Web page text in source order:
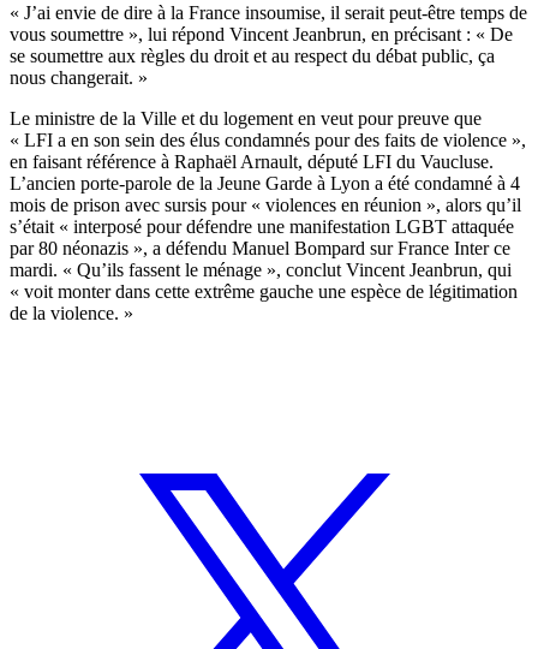
« J’ai envie de dire à la France insoumise, il serait peut-être temps de
vous soumettre », lui répond Vincent Jeanbrun, en précisant : « De
se soumettre aux règles du droit et au respect du débat public, ça
nous changerait. »
Le ministre de la Ville et du logement en veut pour preuve que
« LFI a en son sein des élus condamnés pour des faits de violence »,
en faisant référence à Raphaël Arnault, député LFI du Vaucluse.
L’ancien porte-parole de la Jeune Garde à Lyon a été condamné à 4
mois de prison avec sursis pour « violences en réunion », alors qu’il
s’était « interposé pour défendre une manifestation LGBT attaquée
par 80 néonazis », a défendu Manuel Bompard sur France Inter ce
mardi. « Qu’ils fassent le ménage », conclut Vincent Jeanbrun, qui
« voit monter dans cette extrême gauche une espèce de légitimation
de la violence. »